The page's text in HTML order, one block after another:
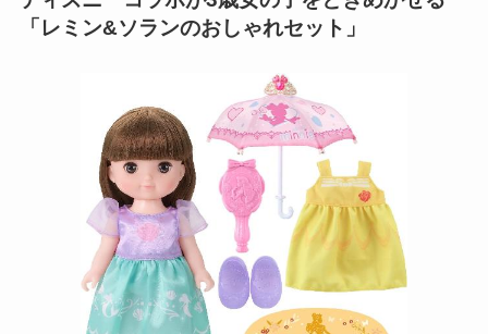
「レミン&ソランのおしゃれセット」